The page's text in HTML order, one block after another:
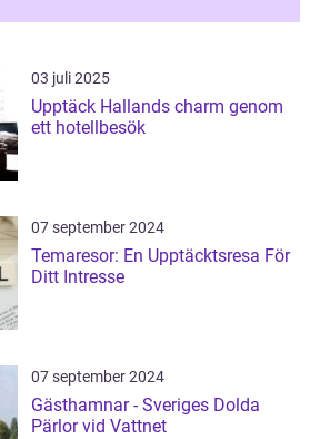
03 juli 2025
Upptäck Hallands charm genom
ett hotellbesök
07 september 2024
Temaresor: En Upptäcktsresa För
Ditt Intresse
07 september 2024
Gästhamnar - Sveriges Dolda
Pärlor vid Vattnet